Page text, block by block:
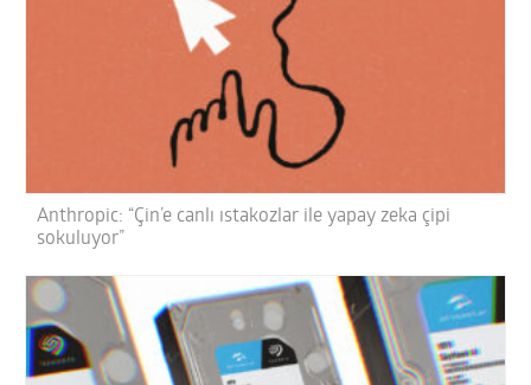
Anthropic: “Çin’e canlı ıstakozlar ile yapay zeka çipi
sokuluyor”